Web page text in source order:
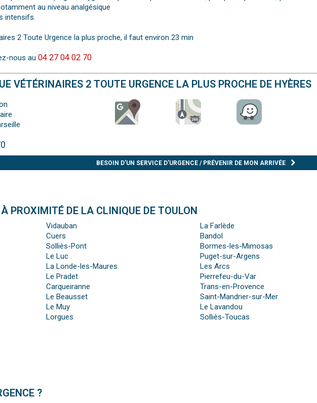
au niveau analgésique
intensifs.
2 Toute Urgence la plus proche, il faut environ 23 min
nous au 04 27 04 02 70
VÉTÉRINAIRES 2 TOUTE URGENCE LA PLUS PROCHE DE HYÈRES
BESOIN D’UN SERVICE D’URGENCE / PRÉVENIR DE MON ARRIVÉE
PROXIMITÉ DE LA CLINIQUE DE TOULON
Vidauban
Cuers
Solliès-Pont
Le Luc
La Londe-les-Maures
Le Pradet
Carqueiranne
Le Beausset
Le Muy
Lorgues
La Farlède
Bandol
Bormes-les-Mimosas
Puget-sur-Argens
Les Arcs
Pierrefeu-du-Var
Trans-en-Provence
Saint-Mandrier-sur-Mer
Le Lavandou
Solliès-Toucas
?